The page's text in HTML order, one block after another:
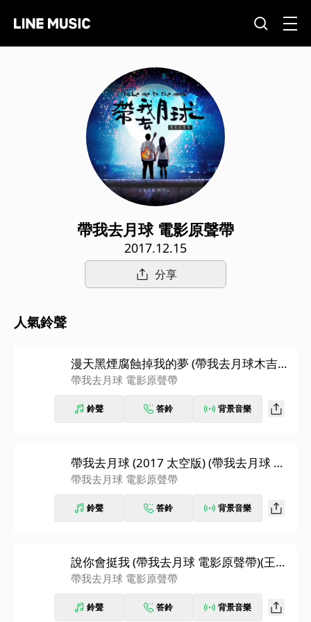
帶我去月球 電影原聲帶
2017.12.15
分享
人氣鈴聲
漫天黑煙腐蝕掉我的夢 (帶我去月球木吉他
版) (帶我去月球 電影原聲帶)(宋芸樺)
帶我去月球 電影原聲帶
鈴聲 答鈴 背景音樂
帶我去月球 (2017 太空版) (帶我去月球 電
影原聲帶)(宋芸樺)
帶我去月球 電影原聲帶
鈴聲 答鈴 背景音樂
說你會挺我 (帶我去月球 電影原聲帶)(王希
文)
帶我去月球 電影原聲帶
鈴聲 答鈴 背景音樂